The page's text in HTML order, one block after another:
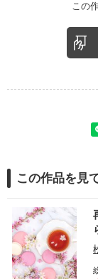
この
この作品を見